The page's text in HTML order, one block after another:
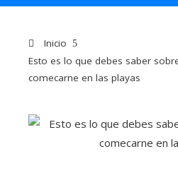
Inicio
Esto es lo que debes saber
comecarne en las playas